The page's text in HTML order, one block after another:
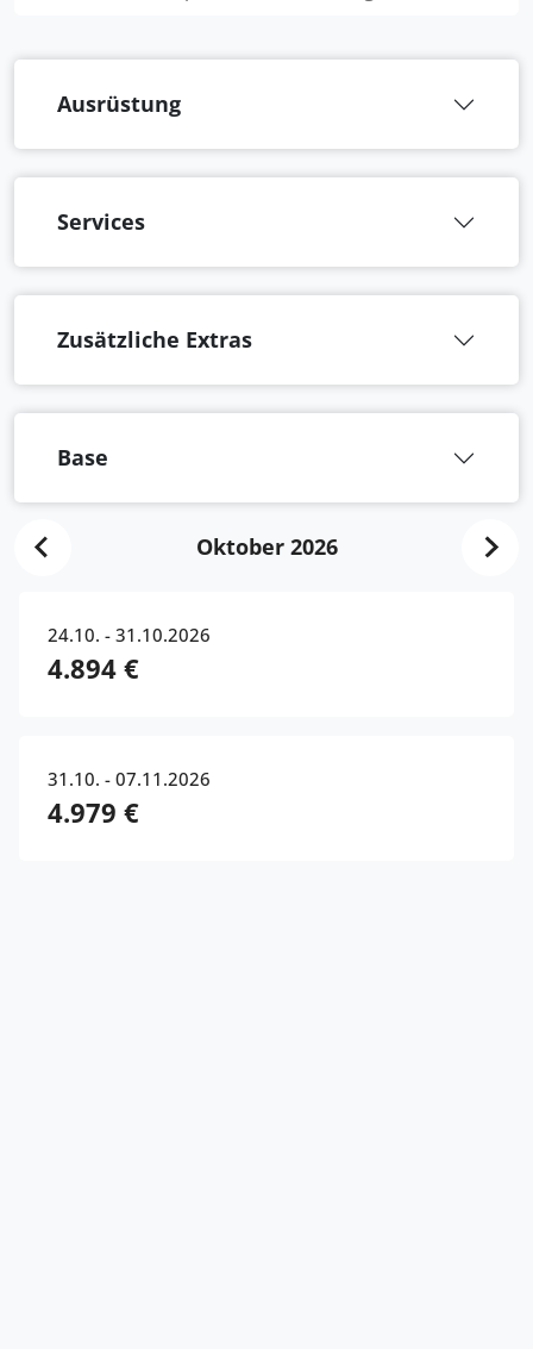
Ausrüstung
Services
Zusätzliche Extras
Base
Oktober 2026
24.10. - 31.10.2026
4.894 €
31.10. - 07.11.2026
4.979 €